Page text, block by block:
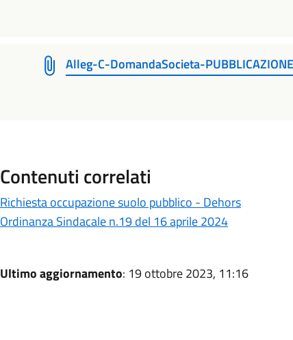
Alleg-C-DomandaSocieta-PUBBLICAZIONE
Contenuti correlati
Richiesta occupazione suolo pubblico - Dehors
Ordinanza Sindacale n.19 del 16 aprile 2024
Ultimo aggiornamento: 19 ottobre 2023, 11:16